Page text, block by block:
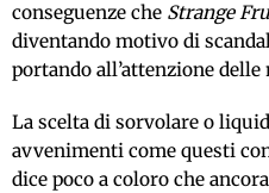
conseguenze che Strange
diventando motivo di
portando all’attenzione delle
La scelta di sorvolare o
avvenimenti come questi
dice poco a coloro che